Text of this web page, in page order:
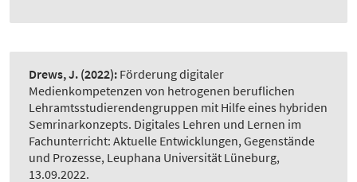
Drews, J. (2022): Förderung digitaler
Medienkompetenzen von hetrogenen beruflichen
Lehramtsstudierendengruppen mit Hilfe eines hybriden
Semrinarkonzepts. Digitales Lehren und Lernen im
Fachunterricht: Aktuelle Entwicklungen, Gegenstände
und Prozesse, Leuphana Universität Lüneburg,
13.09.2022.